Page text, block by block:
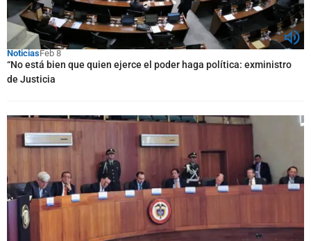
NoticiasFeb 8
“No está bien que quien ejerce el poder haga política: exministro
de Justicia